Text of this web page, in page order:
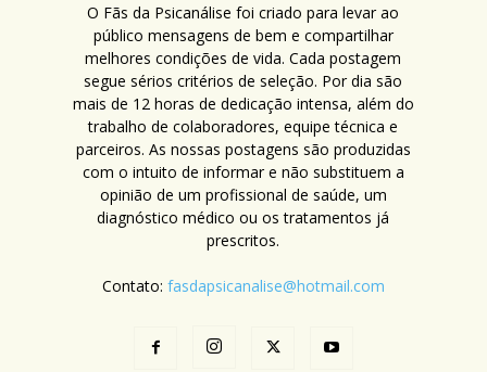
O Fãs da Psicanálise foi criado para levar ao
público mensagens de bem e compartilhar
melhores condições de vida. Cada postagem
segue sérios critérios de seleção. Por dia são
mais de 12 horas de dedicação intensa, além do
trabalho de colaboradores, equipe técnica e
parceiros. As nossas postagens são produzidas
com o intuito de informar e não substituem a
opinião de um profissional de saúde, um
diagnóstico médico ou os tratamentos já
prescritos.
Contato: fasdapsicanalise@hotmail.com